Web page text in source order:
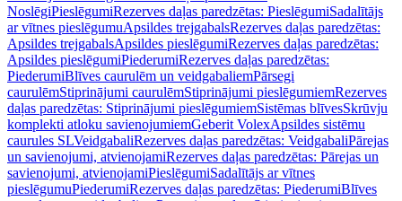
NoslēgiPieslēgumiRezerves daļas paredzētas: PieslēgumiSadalītājs
ar vītnes pieslēgumuApsildes trejgabalsRezerves daļas paredzētas:
Apsildes trejgabalsApsildes pieslēgumiRezerves daļas paredzētas:
Apsildes pieslēgumiPiederumiRezerves daļas paredzētas:
PiederumiBlīves caurulēm un veidgabaliemPārsegi
caurulēmStiprinājumi caurulēmStiprinājumi pieslēgumiemRezerves
daļas paredzētas: Stiprinājumi pieslēgumiemSistēmas blīvesSkrūvju
komplekti atloku savienojumiemGeberit VolexApsildes sistēmu
caurules SLVeidgabaliRezerves daļas paredzētas: VeidgabaliPārejas
un savienojumi, atvienojamiRezerves daļas paredzētas: Pārejas un
savienojumi, atvienojamiPieslēgumiSadalītājs ar vītnes
pieslēgumuPiederumiRezerves daļas paredzētas: PiederumiBlīves